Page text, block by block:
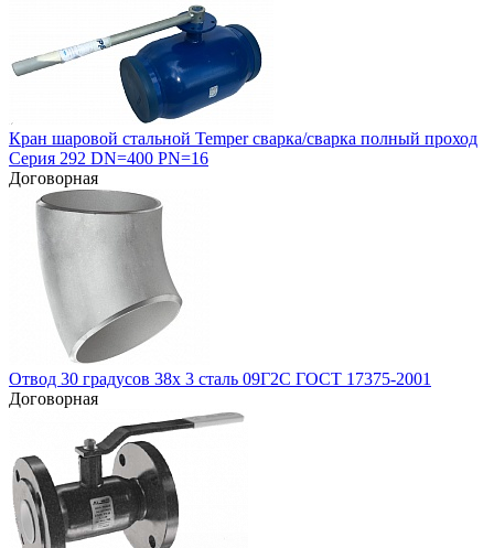
Кран шаровой стальной Temper сварка/сварка полный проход
Серия 292 DN=400 PN=16
Договорная
Отвод 30 градусов 38х 3 сталь 09Г2С ГОСТ 17375-2001
Договорная